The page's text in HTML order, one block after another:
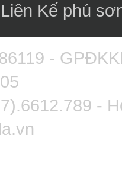
Kế phú
-
-